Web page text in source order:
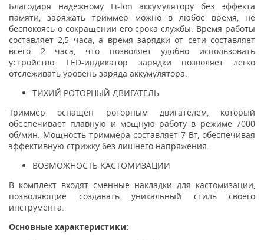
Благодаря надежному Li-lon аккумулятору без эффекта
памяти, заряжать триммер можно в любое время, не
беспокоясь о сокращении его срока службы. Время работы
составляет 2,5 часа, а время зарядки от сети составляет
всего 2 часа, что позволяет удобно использовать
устройство. LED-индикатор зарядки позволяет легко
отслеживать уровень заряда аккумулятора.
ТИХИЙ РОТОРНЫЙ ДВИГАТЕЛЬ
Триммер оснащен роторным двигателем, который
обеспечивает плавную и мощную работу в режиме 7000
об/мин. Мощность триммера составляет 7 Вт, обеспечивая
эффективную стрижку без лишнего напряжения.
ВОЗМОЖНОСТЬ КАСТОМИЗАЦИИ
В комплект входят сменные накладки для кастомизации,
позволяющие создавать уникальный стиль своего
инструмента.
Основные характеристики: